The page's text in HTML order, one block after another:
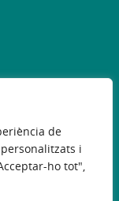
de
i
ho tot",